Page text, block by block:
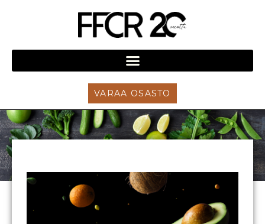
VARAA OSASTO